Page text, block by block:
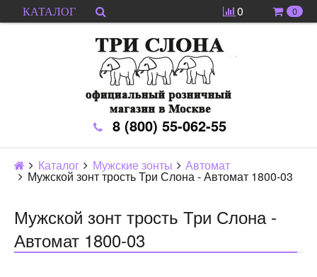
КАТАЛОГ 0 0
8 (800) 55-062-55
Каталог Мужские зонты Автомат
Мужской зонт трость Три Слона - Автомат 1800-03
Мужской зонт трость Три Слона -
Автомат 1800-03